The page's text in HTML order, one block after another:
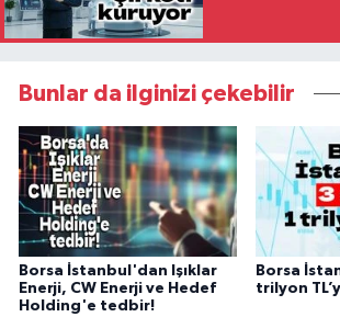
Bunlar da ilginizi çekebilir
Borsa İstanbul'dan Işıklar
Enerji, CW Enerji ve Hedef
Holding'e tedbir!
Borsa
trilyon